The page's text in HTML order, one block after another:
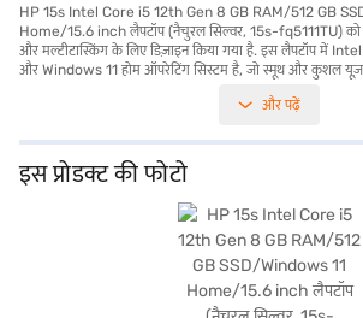
HP 15s Intel Core i5 12th Gen 8 GB RAM/512 GB
Home/15.6 inch लैपटॉप (नैचुरल सिल्वर, 15s-fq5111TU) को
और मल्टीटास्किंग के लिए डिज़ाइन किया गया है. इस लैपटॉप में
और Windows 11 होम ऑपरेटिंग सिस्टम है, जो स्मूथ और कुशल यूज़र
जिससे यह काम और मनोरंजन दोनों के लिए उपयुक्त हो जाती है.
यह परफॉर्मेंस के साथ पोर्टेबिलिटी का मिश्रण करता है. HP 15s
लिए आदर्श है जिन्हें प्रोसेसिंग और मल्टीटास्किंग के लिए एक
लैपटॉप आपकी दैनिक कंप्यूटिंग आवश्यकताओं के लिए स्पीड और सुविधा
खरीदारी करने के लिए बजाज फाइनेंस पर विकल्पों के बारे में जानें या
और पढ़ें
इस प्रोडक्ट की फोटो